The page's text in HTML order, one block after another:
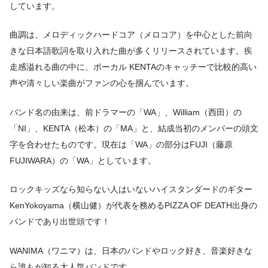
しています。
曲調は、メロディックハードコア（メロコア）を中心とした前向
きな日本語歌詞を取り入れた曲が多くリリースされています。疾
走感溢れる曲の中に、ボーカル KENTAのキャッチーで比較的高い
声や清々しい楽曲がファンの心を掴んでいます。
バンド名の由来は、前ドラマーの「WA」、William（西田）の
「NI」、KENTA（松本）の「MA」と、結成当初のメンバーの頭文
字を合わせたものです。現在は「WA」の部分はFUJI（藤原
FUJIWARA）の「WA」としています。
ロックキッズなら知らない人はいないハイスタンダードのギター
KenYokoyama（横山健）が代表を務めるPIZZA OF DEATH出身の
バンドであり出世頭です！
WANIMA（ワニマ）は、日本のバンドやロック好き、音楽好きな